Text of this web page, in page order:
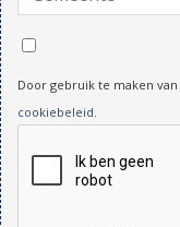
Door gebruik te maken
cookiebeleid